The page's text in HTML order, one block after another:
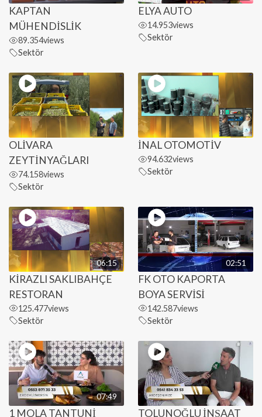
KAPTAN
MÜHENDİSLİK
89.354views
Sektör
ELYA AUTO
14.953views
Sektör
OLİVARA
ZEYTİNYAĞLARI
74.158views
Sektör
İNAL OTOMOTİV
94.632views
Sektör
06:15
KİRAZLI SAKLIBAHÇE
RESTORAN
125.477views
Sektör
02:51
FK OTO KAPORTA
BOYA SERVİSİ
142.587views
Sektör
07:49
1 MOLA TANTUNİ TOLUNOĞLU İNŞAAT